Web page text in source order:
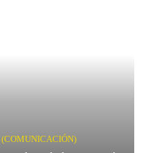
(COMUNICACIÓN)